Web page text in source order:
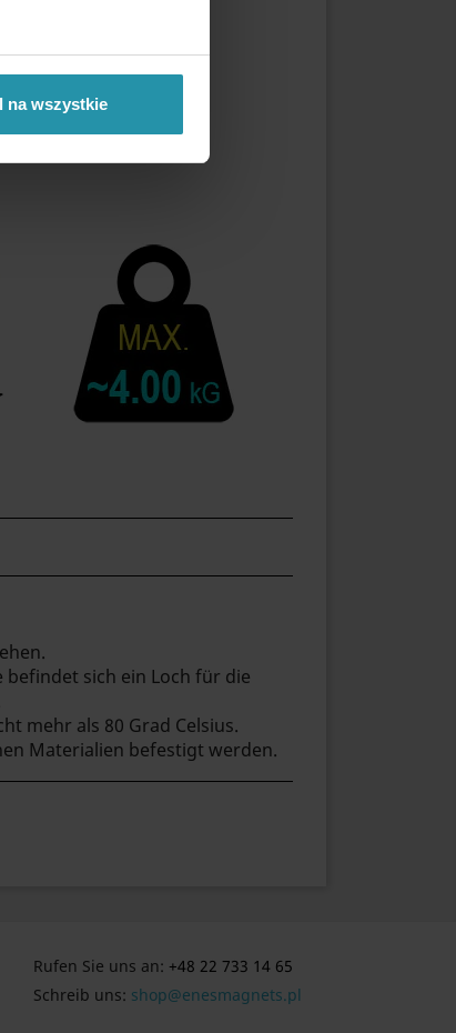
na wszystkie
befindet sich ein Loch für die
mehr als 80 Grad Celsius.
Materialien befestigt werden.
Rufen Sie uns an: +48 22 733 14 65
Schreib uns: shop@enesmagnets.pl